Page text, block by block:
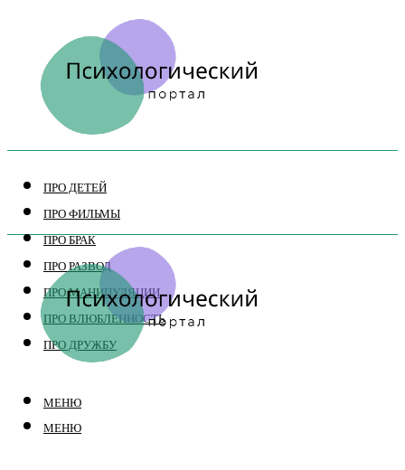
ПРО ДЕТЕЙ
ПРО ФИЛЬМЫ
ПРО БРАК
ПРО РАЗВОД
ПРО МАНИПУЛЯЦИИ
ПРО ВЛЮБЛЕННОСТЬ
ПРО ДРУЖБУ
МЕНЮ
МЕНЮ